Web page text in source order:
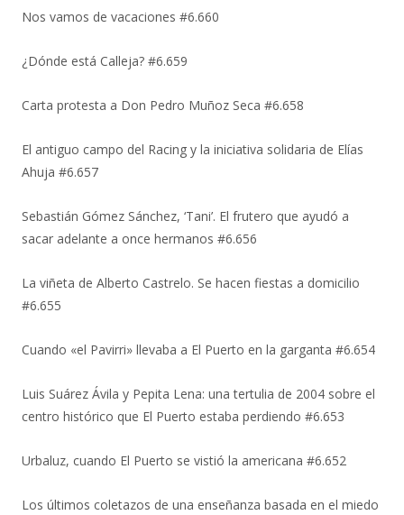
Nos vamos de vacaciones #6.660
¿Dónde está Calleja? #6.659
Carta protesta a Don Pedro Muñoz Seca #6.658
El antiguo campo del Racing y la iniciativa solidaria de Elías
Ahuja #6.657
Sebastián Gómez Sánchez, ‘Tani’. El frutero que ayudó a
sacar adelante a once hermanos #6.656
La viñeta de Alberto Castrelo. Se hacen fiestas a domicilio
#6.655
Cuando «el Pavirri» llevaba a El Puerto en la garganta #6.654
Luis Suárez Ávila y Pepita Lena: una tertulia de 2004 sobre el
centro histórico que El Puerto estaba perdiendo #6.653
Urbaluz, cuando El Puerto se vistió la americana #6.652
Los últimos coletazos de una enseñanza basada en el miedo